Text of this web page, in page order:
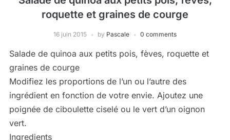
roquette et graines de courge
16 juin 2015 by Pascale 0 comments
Salade de quinoa aux petits pois, fèves, roquette et
graines de courge
Modifiez les proportions de l’un ou l’autre des
ingrédient en fonction de votre envie. Ajoutez une
poignée de ciboulette ciselé ou le vert d’un oignon
vert.
Ingredients